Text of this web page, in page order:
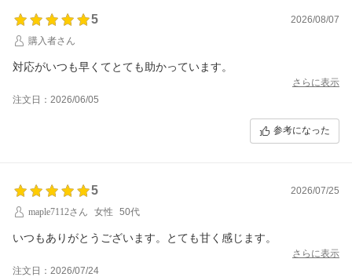
5
2026/08/07
購入者さん
対応がいつも早くてとても助かっています。
さらに表示
注文日：2026/06/05
参考になった
5
2026/07/25
maple7112さん
女性 50代
いつもありがとうございます。とても甘く感じます。
さらに表示
注文日：2026/07/24